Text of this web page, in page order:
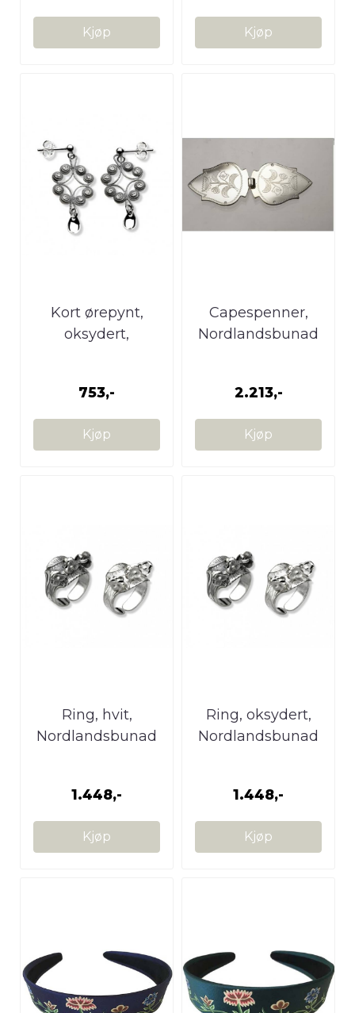
Kjøp Kjøp
Kort ørepynt,
oksydert,
753,-
Kjøp
Capespenner,
Nordlandsbunad
2.213,-
Kjøp
Ring, hvit,
Nordlandsbunad
1.448,-
Kjøp
Ring, oksydert,
Nordlandsbunad
1.448,-
Kjøp